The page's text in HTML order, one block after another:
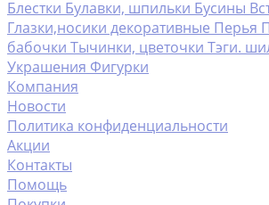
Блестки Булавки, шпильки Бусины
Глазки,носики декоративные Перья
бабочки Тычинки, цветочки Тэги.
Украшения Фигурки
Компания
Новости
Политика конфиденциальности
Акции
Контакты
Помощь